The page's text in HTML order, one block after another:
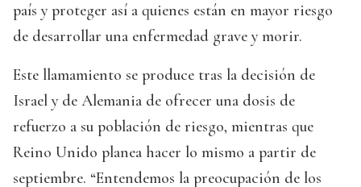
país y proteger así a quienes están en mayor riesgo
de desarrollar una enfermedad grave y morir.
Este llamamiento se produce tras la decisión de
Israel y de Alemania de ofrecer una dosis de
refuerzo a su población de riesgo, mientras que
Reino Unido planea hacer lo mismo a partir de
septiembre. “Entendemos la preocupación de los